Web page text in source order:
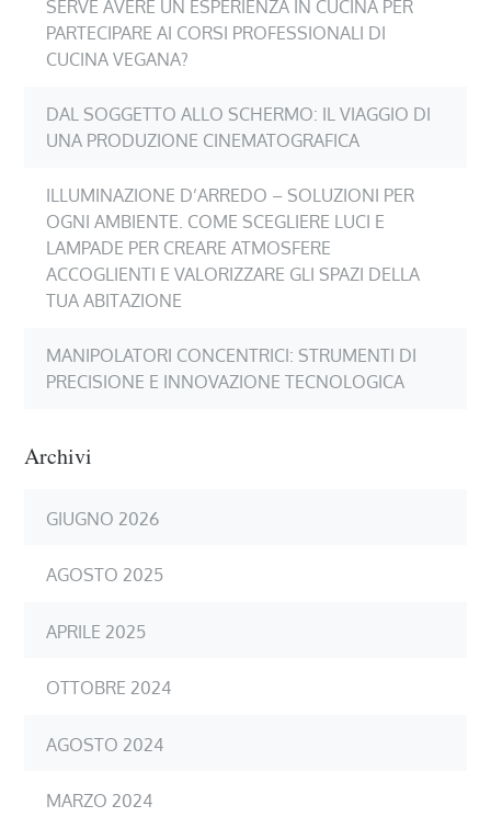
SERVE AVERE UN ESPERIENZA IN CUCINA PER
PARTECIPARE AI CORSI PROFESSIONALI DI
CUCINA VEGANA?
DAL SOGGETTO ALLO SCHERMO: IL VIAGGIO DI
UNA PRODUZIONE CINEMATOGRAFICA
ILLUMINAZIONE D’ARREDO – SOLUZIONI PER
OGNI AMBIENTE. COME SCEGLIERE LUCI E
LAMPADE PER CREARE ATMOSFERE
ACCOGLIENTI E VALORIZZARE GLI SPAZI DELLA
TUA ABITAZIONE
MANIPOLATORI CONCENTRICI: STRUMENTI DI
PRECISIONE E INNOVAZIONE TECNOLOGICA
Archivi
GIUGNO 2026
AGOSTO 2025
APRILE 2025
OTTOBRE 2024
AGOSTO 2024
MARZO 2024